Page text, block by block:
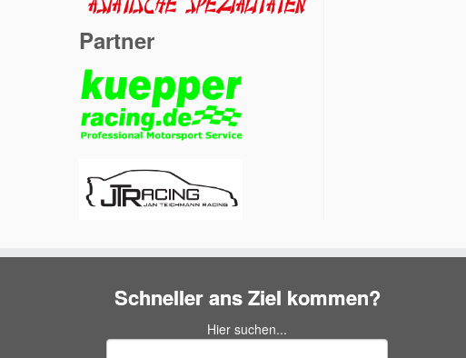
Partner
Schneller ans Ziel kommen?
Hier suchen...
Suchen